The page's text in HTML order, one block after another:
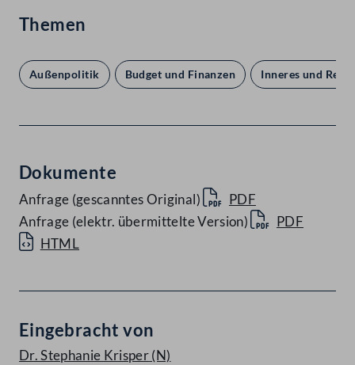
Themen
Außenpolitik Budget und Finanzen Inneres und
Dokumente
Anfrage (gescanntes Original)
PDF
Anfrage (elektr. übermittelte Version)
PDF
HTML
Eingebracht von
Dr. Stephanie Krisper(N)